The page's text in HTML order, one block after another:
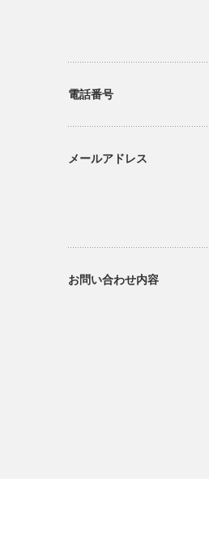
電話番号
メールアドレス
お問い合わせ内容